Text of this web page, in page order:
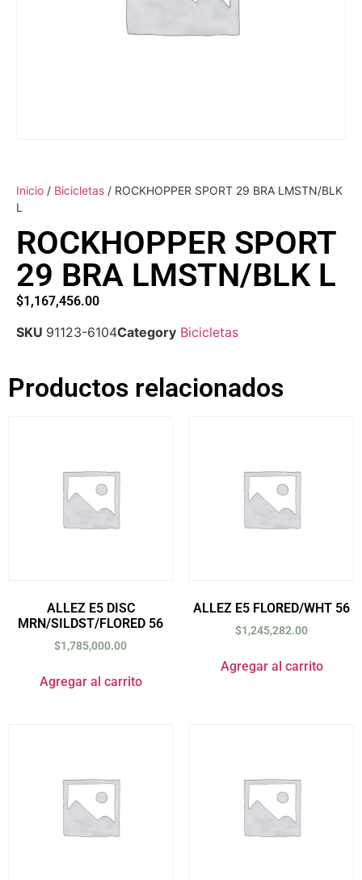
Inicio / Bicicletas / ROCKHOPPER SPORT 29 BRA LMSTN/BLK
L
ROCKHOPPER SPORT
29 BRA LMSTN/BLK L
$1,167,456.00
SKU 91123-6104Category Bicicletas
Productos relacionados
ALLEZ E5 DISC
MRN/SILDST/FLORED 56
$1,785,000.00
Agregar al carrito
ALLEZ E5 FLORED/WHT 56
$1,245,282.00
Agregar al carrito